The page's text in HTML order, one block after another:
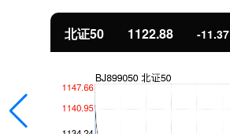
北证50 1122.88 -11.37